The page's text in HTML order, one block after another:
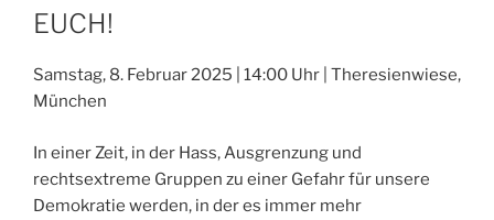
EUCH!
Samstag, 8. Februar 2025 | 14:00 Uhr | Theresienwiese,
München
In einer Zeit, in der Hass, Ausgrenzung und
rechtsextreme Gruppen zu einer Gefahr für unsere
Demokratie werden, in der es immer mehr